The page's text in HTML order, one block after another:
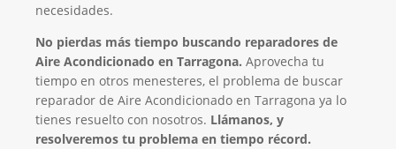
necesidades.
No pierdas más tiempo buscando reparadores de
Aire Acondicionado en Tarragona. Aprovecha tu
tiempo en otros menesteres, el problema de buscar
reparador de Aire Acondicionado en Tarragona ya lo
tienes resuelto con nosotros. Llámanos, y
resolveremos tu problema en tiempo récord.